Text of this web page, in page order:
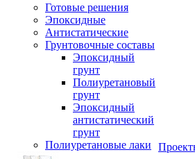
Готовые решения
Эпоксидные
Антистатические
Грунтовочные составы
Эпоксидный
грунт
Полиуретановый
грунт
Эпоксидный
антистатический
грунт
Полиуретановые лаки